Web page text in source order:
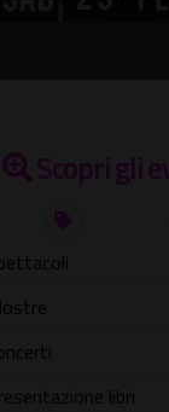
Scopri gli
libri